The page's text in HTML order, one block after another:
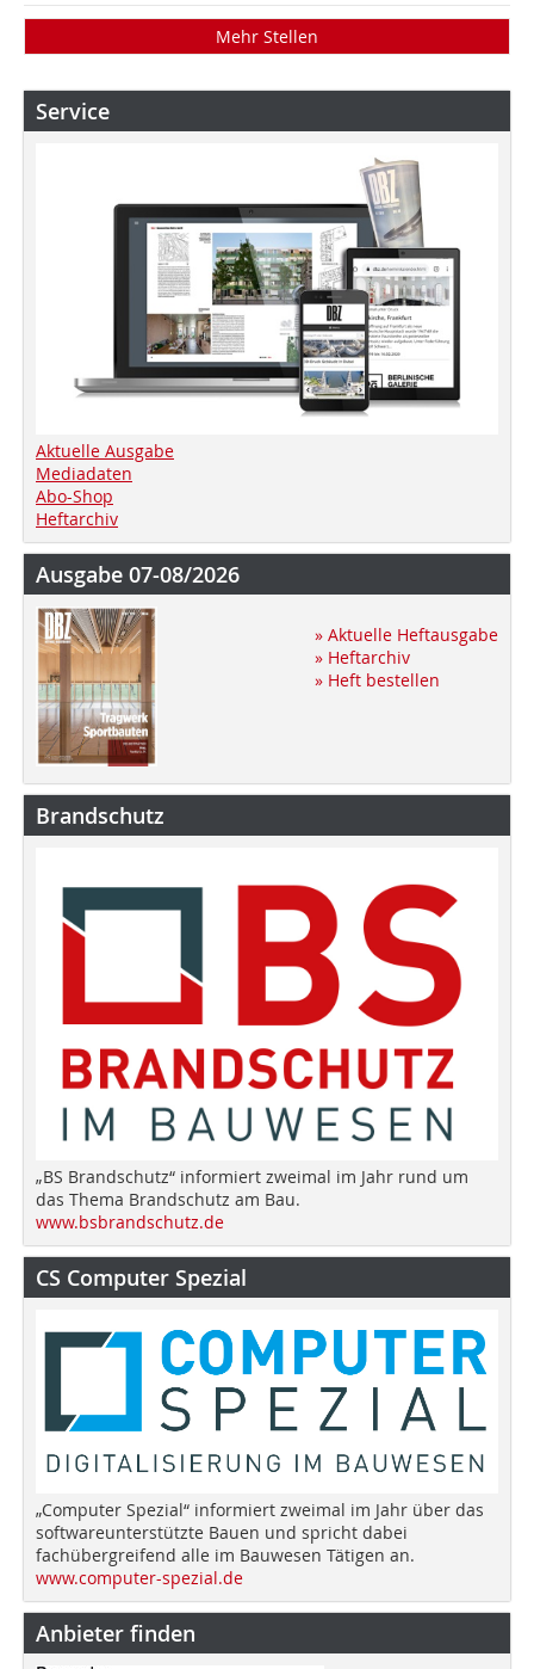
Mehr Stellen
Service
Aktuelle Ausgabe
Mediadaten
Abo-Shop
Heftarchiv
Ausgabe 07-08/2026
» Aktuelle Heftausgabe
» Heftarchiv
» Heft bestellen
Brandschutz
„BS Brandschutz“ informiert zweimal im Jahr rund um
das Thema Brandschutz am Bau.
www.bsbrandschutz.de
CS Computer Spezial
„Computer Spezial“ informiert zweimal im Jahr über das
softwareunterstützte Bauen und spricht dabei
fachübergreifend alle im Bauwesen Tätigen an.
www.computer-spezial.de
Anbieter finden